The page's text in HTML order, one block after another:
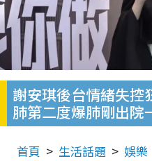
謝安琪後台情緒失控
肺第二度爆肺剛出院
首頁 生活話題 娛樂